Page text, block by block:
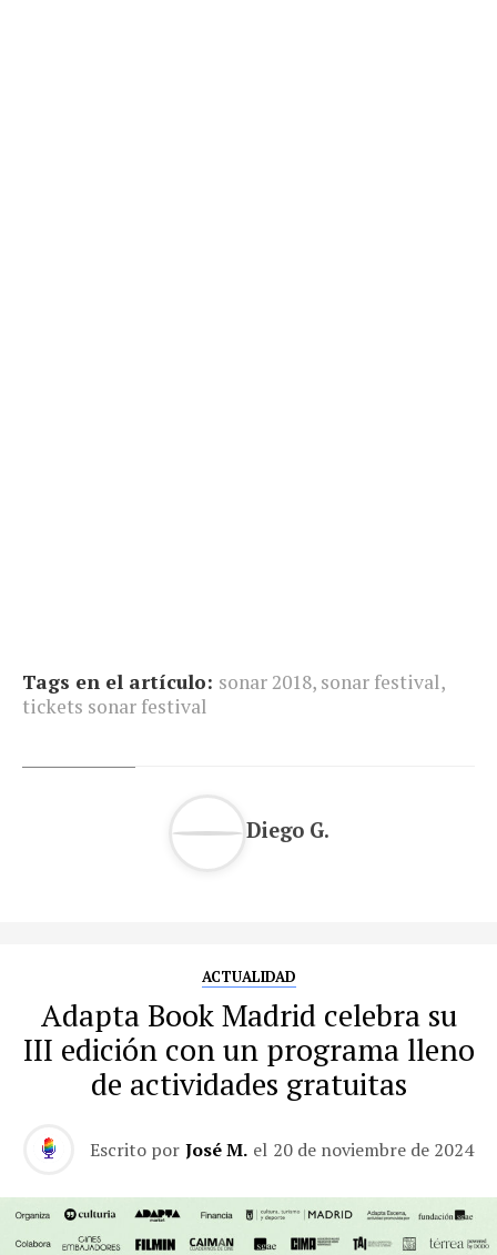
Tags en el artículo: sonar 2018, sonar festival,
tickets sonar festival
Diego G.
ACTUALIDAD
Adapta Book Madrid celebra su
III edición con un programa lleno
de actividades gratuitas
Escrito por José M. el 20 de noviembre de 2024